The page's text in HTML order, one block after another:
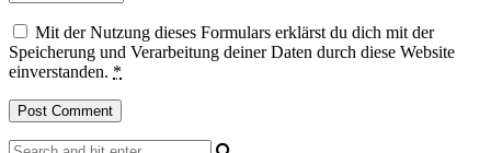
Mit der Nutzung dieses Formulars erklärst du dich mit der
Speicherung und Verarbeitung deiner Daten durch diese Website
einverstanden. *